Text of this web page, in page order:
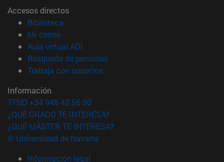
Accesos directos
Biblioteca
Mi correo(abre en nueva ventana)
Aula virtual ADI
Búsqueda de personas(abre en nueva ventana)
Trabaja con nosotros(abre en nueva ventana)
Información
TFNO +34 948 42 56 00
¿QUÉ GRADO TE INTERESA?
¿QUÉ MÁSTER TE INTERESA?
© Universidad de Navarra
Información legal